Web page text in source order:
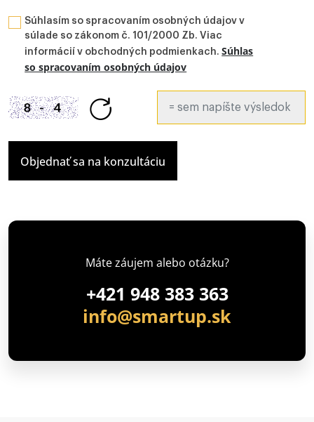
Súhlasím so spracovaním osobných údajov v
súlade so zákonom č. 101/2000 Zb. Viac
informácií v obchodných podmienkach.Súhlas
so spracovaním osobných údajov
Máte záujem alebo otázku?
+421 948 383 363
info@smartup.sk